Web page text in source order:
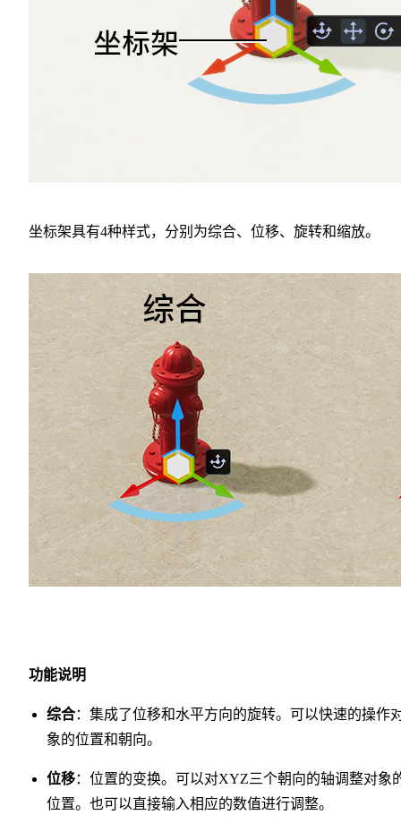
坐标架具有4种样式，分别为综合、位移、旋转和缩放。
功能说明
综合：集成了位移和水平方向的旋转。可以快速的操作
象的位置和朝向。
位移：位置的变换。可以对XYZ三个朝向的轴调整对象
位置。也可以直接输入相应的数值进行调整。